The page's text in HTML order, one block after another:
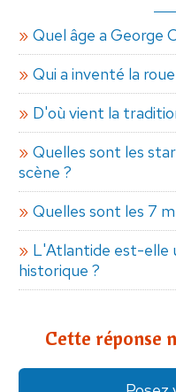
Quel âge a George
Qui a inventé la
D'où vient la
Quelles sont les
scène ?
Quelles sont les 7
L'Atlantide est-elle
historique ?
Cette réponse